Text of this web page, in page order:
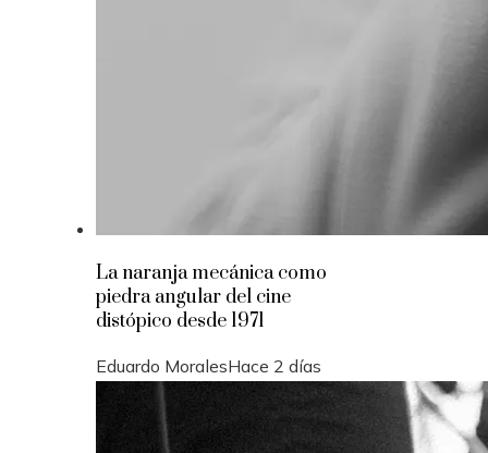
La naranja mecánica como
piedra angular del cine
distópico desde 1971
Eduardo MoralesHace 2 días